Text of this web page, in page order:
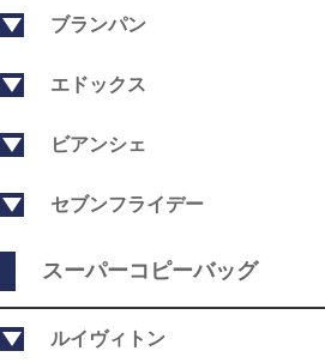
ブランパン
エドックス
ビアンシェ
セブンフライデー
スーパーコピーバッグ
ルイヴィトン